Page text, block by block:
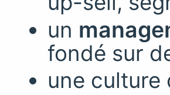
un
fondé sur
une